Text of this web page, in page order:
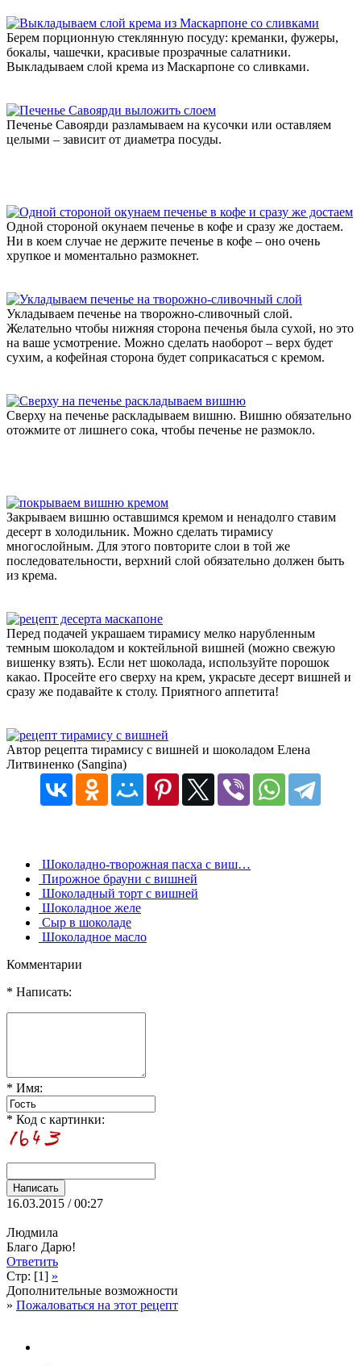
Берем порционную стеклянную посуду: креманки, фужеры,
бокалы, чашечки, красивые прозрачные салатники.
Выкладываем слой крема из Маскарпоне со сливками.
Печенье Савоярди разламываем на кусочки или оставляем
целыми – зависит от диаметра посуды.
Одной стороной окунаем печенье в кофе и сразу же достаем.
Ни в коем случае не держите печенье в кофе – оно очень
хрупкое и моментально размокнет.
Укладываем печенье на творожно-сливочный слой.
Желательно чтобы нижняя сторона печенья была сухой, но это
на ваше усмотрение. Можно сделать наоборот – верх будет
сухим, а кофейная сторона будет соприкасаться с кремом.
Сверху на печенье раскладываем вишню. Вишню обязательно
отожмите от лишнего сока, чтобы печенье не размокло.
Закрываем вишню оставшимся кремом и ненадолго ставим
десерт в холодильник. Можно сделать тирамису
многослойным. Для этого повторите слои в той же
последовательности, верхний слой обязательно должен быть
из крема.
Перед подачей украшаем тирамису мелко нарубленным
темным шоколадом и коктейльной вишней (можно свежую
вишенку взять). Если нет шоколада, используйте порошок
какао. Просейте его сверху на крем, украсьте десерт вишней и
сразу же подавайте к столу. Приятного аппетита!
Автор рецепта тирамису с вишней и шоколадом Елена
Литвиненко (Sangina)
Шоколадно-творожная пасха с виш…
Пирожное брауни с вишней
Шоколадный торт с вишней
Шоколадное желе
Сыр в шоколаде
Шоколадное масло
Комментарии
* Написать:
* Имя:
* Код с картинки:
16.03.2015 / 00:27
Людмила
Благо Дарю!
Ответить
Стр: [1] »
Дополнительные возможности
» Пожаловаться на этот рецепт